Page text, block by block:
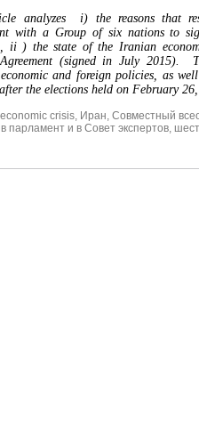
analyzes i) the reasons that
with a Group of six nations to
ii ) the state of the Iranian
(signed in July 2015).
and foreign policies, as
the elections held on February
crisis, Иран, Совместный
парламент и в Совет экспертов,